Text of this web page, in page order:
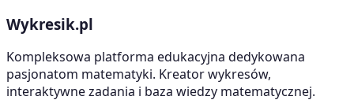
Wykresik.pl
Kompleksowa platforma edukacyjna dedykowana
pasjonatom matematyki. Kreator wykresów,
interaktywne zadania i baza wiedzy matematycznej.